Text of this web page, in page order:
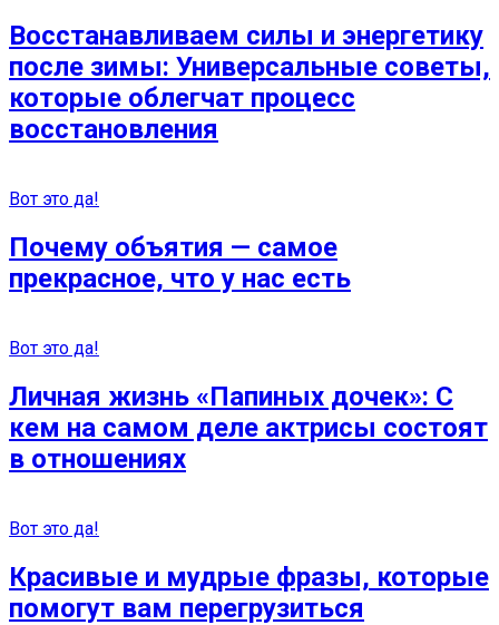
Восстанавливаем силы и энергетику
после зимы: Универсальные советы,
которые облегчат процесс
восстановления
Вот это да!
Почему объятия — самое
прекрасное, что у нас есть
Вот это да!
Личная жизнь «Папиных дочек»: С
кем на самом деле актрисы состоят
в отношениях
Вот это да!
Красивые и мудрые фразы, которые
помогут вам перегрузиться